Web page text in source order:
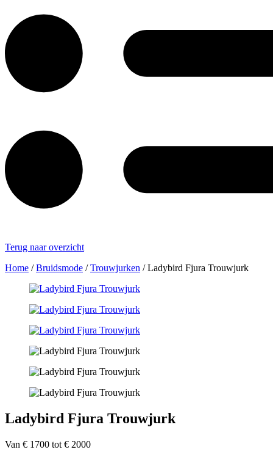
Terug naar overzicht
Home /Bruidsmode /Trouwjurken /Ladybird Fjura Trouwjurk
Ladybird Fjura Trouwjurk
Van € 1700 tot € 2000